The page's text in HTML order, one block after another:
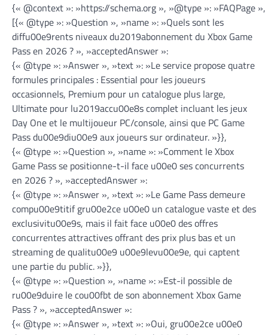
{« @context »: »https://schema.org », »@type »: »FAQPage
[{« @type »: »Question », »name »: »Quels sont les
diffu00e9rents niveaux du2019abonnement du Xbox Game
Pass en 2026 ? », »acceptedAnswer »:
{« @type »: »Answer », »text »: »Le service propose quatre
formules principales : Essential pour les joueurs
occasionnels, Premium pour un catalogue plus large,
Ultimate pour lu2019accu00e8s complet incluant les jeux
Day One et le multijoueur PC/console, ainsi que PC Game
Pass du00e9diu00e9 aux joueurs sur ordinateur. »}},
{« @type »: »Question », »name »: »Comment le Xbox
Game Pass se positionne-t-il face u00e0 ses concurrents
en 2026 ? », »acceptedAnswer »:
{« @type »: »Answer », »text »: »Le Game Pass demeure
compu00e9titif gru00e2ce u00e0 un catalogue vaste et des
exclusivitu00e9s, mais il fait face u00e0 des offres
concurrentes attractives offrant des prix plus bas et un
streaming de qualitu00e9 u00e9levu00e9e, qui captent
une partie du public. »}},
{« @type »: »Question », »name »: »Est-il possible de
ru00e9duire le cou00fbt de son abonnement Xbox Game
Pass ? », »acceptedAnswer »:
{« @type »: »Answer », »text »: »Oui, gru00e2ce u00e0